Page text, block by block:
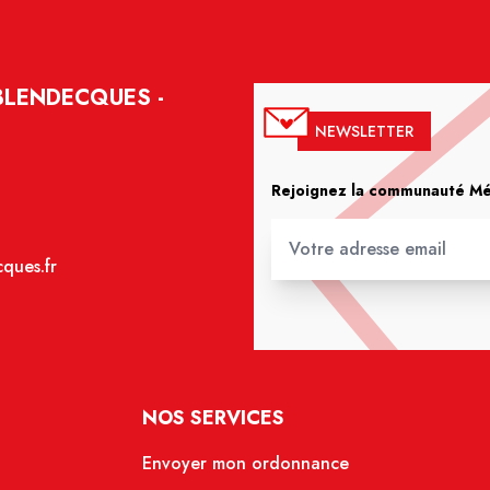
-
NEWSLETTER
Rejoignez la communauté
NOS SERVICES
Envoyer mon ordonnance